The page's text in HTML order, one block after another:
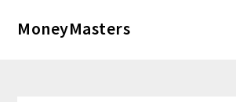
MoneyMasters